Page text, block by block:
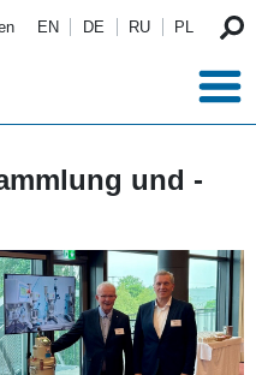
EN DE RU PL
und -